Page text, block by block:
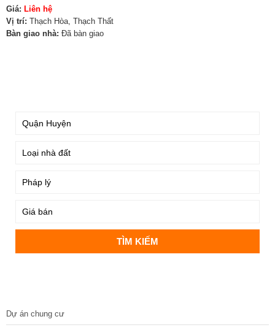
Giá: Liên hệ
Vị trí: Thạch Hòa, Thạch Thất
Bàn giao nhà: Đã bàn giao
Dự án chung cư